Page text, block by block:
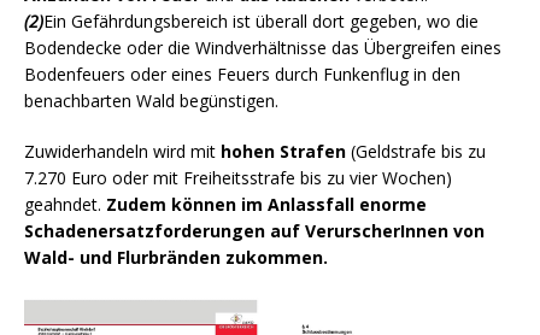
(2)Ein Gefährdungsbereich ist überall dort gegeben, wo die
Bodendecke oder die Windverhältnisse das Übergreifen eines
Bodenfeuers oder eines Feuers durch Funkenflug in den
benachbarten Wald begünstigen.
Zuwiderhandeln wird mit hohen Strafen (Geldstrafe bis zu
7.270 Euro oder mit Freiheitsstrafe bis zu vier Wochen)
geahndet. Zudem können im Anlassfall enorme
Schadenersatzforderungen auf VerurscherInnen von
Wald- und Flurbränden zukommen.